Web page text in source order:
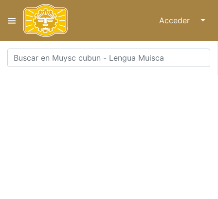
Acceder ↓